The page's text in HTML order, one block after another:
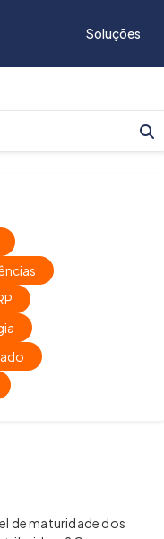
Soluções
de maturidade dos